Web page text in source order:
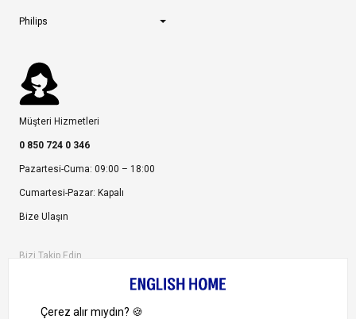
Philips
Müşteri Hizmetleri
0 850 724 0 346
Pazartesi-Cuma: 09:00 – 18:00
Cumartesi-Pazar: Kapalı
Bize Ulaşın
Bizi Takip Edin